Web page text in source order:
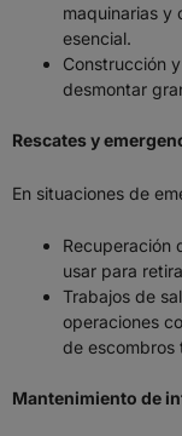
maquinarias y
esencial.
Construcción
desmontar
Rescates y
En situaciones de
Recuperación
usar para
Trabajos de
operaciones
de escombros
Mantenimiento de